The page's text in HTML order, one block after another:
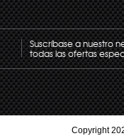
Suscríbase a nuestro
todas las ofertas
Copyright